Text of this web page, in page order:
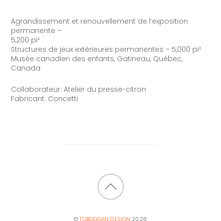
Agrandissement et renouvellement de l’exposition
permanente –
5,200 pi²
Structures de jeux extérieures permanentes – 5,000 pi²
Musée canadien des enfants, Gatineau, Québec,
Canada
Collaborateur: Atelier du presse-citron
Fabricant: Concetti
BACK
©TOBOGGAN DESIGN 2026